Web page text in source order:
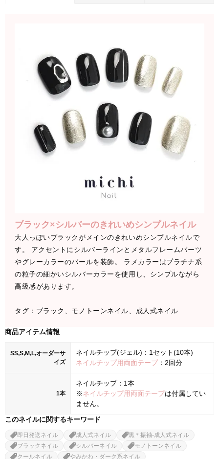
ブラック×シルバーのきれいめシンプルネイル
大人っぽいブラックがメインのきれいめシンプルネイルで
す。 アクセントにシルバーラインとメタルフレームパーツ
やグレーカラーのパールを装飾。 ラメカラーはプラチナ系
の粒子の細かいシルバーカラーを使用し、シンプルながら
高級感があります。
タグ：ブラック、モノトーンネイル、成人式ネイル
商品アイテム情報
SS,S,M,L,オーダーサ
イズ
ネイルチップ(ジェル)：1セット(10本)
ネイルチップ用両面テープ：2回分
1本
ネイルチップ：1本
※ネイルチップ用両面テープは付属してい
ません。
このネイルに関するキーワード
即日発送ネイル 成人式ネイル
黒＊振袖-成人式ネイル
ブラックネイル
シルバーネイル
モノトーンネイル
クールネイル
やみかわ・ダーク系ネイル